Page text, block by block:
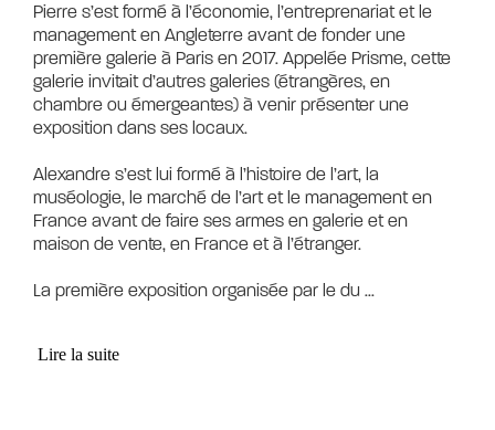
Pierre s’est formé à l’économie, l’entreprenariat et le
management en Angleterre avant de fonder une
première galerie à Paris en 2017. Appelée Prisme, cette
galerie invitait d’autres galeries (étrangères, en
chambre ou émergeantes) à venir présenter une
exposition dans ses locaux.
Alexandre s’est lui formé à l’histoire de l’art, la
muséologie, le marché de l’art et le management en
France avant de faire ses armes en galerie et en
maison de vente, en France et à l’étranger.
La première exposition organisée par le du ...
Lire la suite